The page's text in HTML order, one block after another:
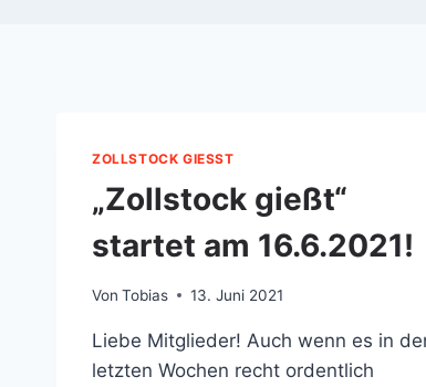
ZOLLSTOCK GIESST
„Zollstock gießt“
startet am 16.6.2021!
Von Tobias 13. Juni 2021
Liebe Mitglieder! Auch wenn es in
letzten Wochen recht ordentlich